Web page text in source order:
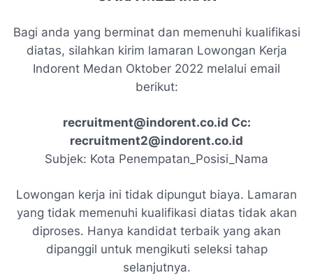
Bagi anda yang berminat dan memenuhi kualifikasi
diatas, silahkan kirim lamaran Lowongan Kerja
Indorent Medan Oktober 2022 melalui email
berikut:
recruitment@indorent.co.id Cc:
recruitment2@indorent.co.id
Subjek: Kota Penempatan_Posisi_Nama
Lowongan kerja ini tidak dipungut biaya. Lamaran
yang tidak memenuhi kualifikasi diatas tidak akan
diproses. Hanya kandidat terbaik yang akan
dipanggil untuk mengikuti seleksi tahap
selanjutnya.